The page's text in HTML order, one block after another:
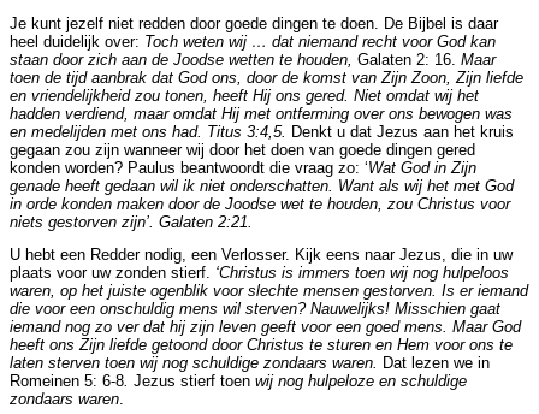
Je kunt jezelf niet redden door goede dingen te doen. De Bijbel is daar
heel duidelijk over: Toch weten wij … dat niemand recht voor God kan
staan door zich aan de Joodse wetten te houden, Galaten 2: 16. Maar
toen de tijd aanbrak dat God ons, door de komst van Zijn Zoon, Zijn liefde
en vriendelijkheid zou tonen, heeft Hij ons gered. Niet omdat wij het
hadden verdiend, maar omdat Hij met ontferming over ons bewogen was
en medelijden met ons had. Titus 3:4,5. Denkt u dat Jezus aan het kruis
gegaan zou zijn wanneer wij door het doen van goede dingen gered
konden worden? Paulus beantwoordt die vraag zo: ‘Wat God in Zijn
genade heeft gedaan wil ik niet onderschatten. Want als wij het met God
in orde konden maken door de Joodse wet te houden, zou Christus voor
niets gestorven zijn’. Galaten 2:21.
U hebt een Redder nodig, een Verlosser. Kijk eens naar Jezus, die in uw
plaats voor uw zonden stierf. ‘Christus is immers toen wij nog hulpeloos
waren, op het juiste ogenblik voor slechte mensen gestorven. Is er iemand
die voor een onschuldig mens wil sterven? Nauwelijks! Misschien gaat
iemand nog zo ver dat hij zijn leven geeft voor een goed mens. Maar God
heeft ons Zijn liefde getoond door Christus te sturen en Hem voor ons te
laten sterven toen wij nog schuldige zondaars waren. Dat lezen we in
Romeinen 5: 6-8. Jezus stierf toen wij nog hulpeloze en schuldige
zondaars waren.